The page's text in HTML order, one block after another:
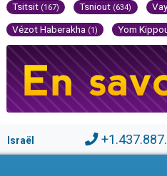
Tsitsit (167) Tsniout (634)
Vézot Haberakha (1) Yom
Israël